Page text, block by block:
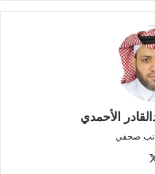
الأحمدي
صحفي